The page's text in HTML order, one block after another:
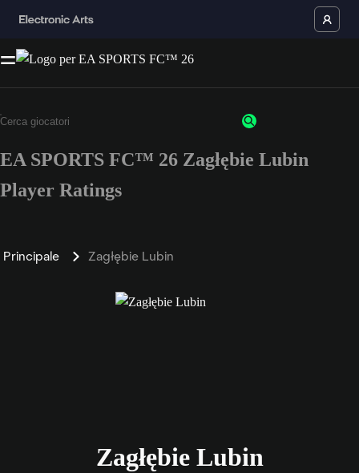
EA SPORTS FC™ 26 Zagłębie Lubin
Player Ratings
Principale Zagłębie Lubin
Zagłębie Lubin